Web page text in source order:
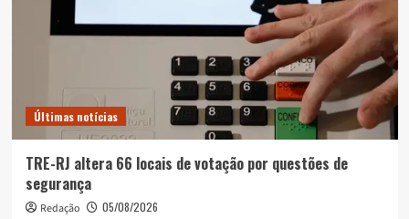
Últimas notícias
TRE-RJ altera 66 locais de votação por questões de
segurança
Redação 05/08/2026